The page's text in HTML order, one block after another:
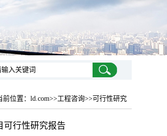
前位置： ld.com>>工程咨询>>可行性研究
可行性研究报告